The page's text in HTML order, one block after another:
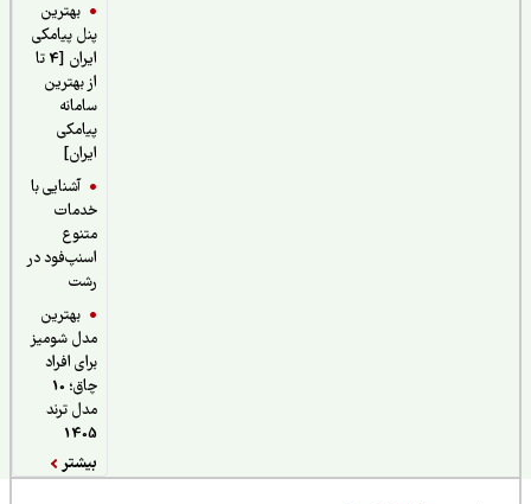
بهترین
پنل پیامکی
ایران [4 تا
از بهترین
سامانه
پیامکی
آشنایی با
خدمات
اسنپ‌فود در
بهترین
مدل شومیز
برای افراد
چاق؛ 10
مدل ترند